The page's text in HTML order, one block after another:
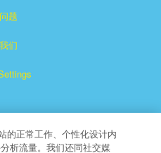
题
们
的正常工作、个性化设计内
析流量。我们还同社交媒